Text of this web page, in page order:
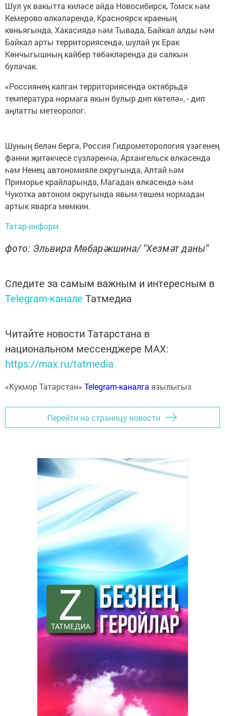
Шул ук вакытта киләсе айда Новосибирск, Томск һәм
Кемерово өлкәләрендә, Красноярск краеның
көньягында, Хакасиядә һәм Тывада, Байкал алды һәм
Байкал арты территориясендә, шулай ук Ерак
Көнчыгышның кайбер төбәкләрендә дә салкын
булачак.
«Россиянең калган территориясендә октябрьдә
температура нормага якын булыр дип көтелә», - дип
аңлатты метеоролог.
Шуның белән бергә, Россия Гидрометорология үзәгенең
фәнни җитәкчесе сүзләренчә, Архангельск өлкәсендә
һәм Ненец автономияле округында, Алтай һәм
Приморье крайларында, Магадан өлкәсендә һәм
Чукотка автоном округында явым-төшем нормадан
артык яварга мөмкин.
Татар-информ
фото: Эльвира Мөбарәкшина/ "Хезмәт даны"
Следите за самым важным и интересным в
Telegram-канале Татмедиа
Читайте новости Татарстана в
национальном мессенджере MАХ:
https://max.ru/tatmedia
«Кукмор Татарстан» Telegram-каналга язылыгыз
Перейти на страницу новости